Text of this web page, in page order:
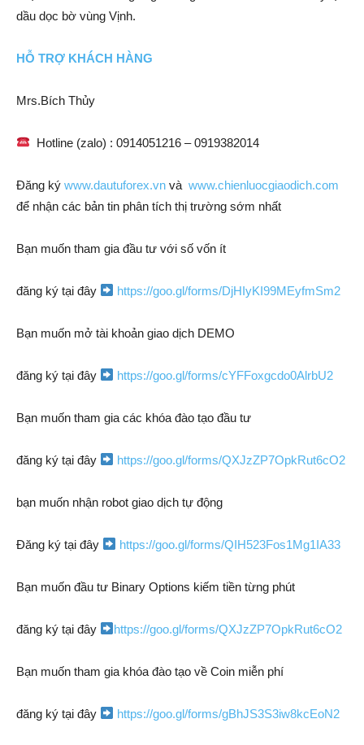
dầu dọc bờ vùng Vịnh.
HỖ TRỢ KHÁCH HÀNG
Mrs.Bích Thủy
Hotline (zalo) : 0914051216 – 0919382014
Đăng ký www.dautuforex.vn và www.chienluocgiaodich.com
để nhận các bản tin phân tích thị trường sớm nhất
Bạn muốn tham gia đầu tư với số vốn ít
đăng ký tại đây https://goo.gl/forms/DjHIyKI99MEyfmSm2
Bạn muốn mở tài khoản giao dịch DEMO
đăng ký tại đây https://goo.gl/forms/cYFFoxgcdo0AlrbU2
Bạn muốn tham gia các khóa đào tạo đầu tư
đăng ký tại đây https://goo.gl/forms/QXJzZP7OpkRut6cO2
bạn muốn nhận robot giao dịch tự động
Đăng ký tại đây https://goo.gl/forms/QIH523Fos1Mg1IA33
Bạn muốn đầu tư Binary Options kiếm tiền từng phút
đăng ký tại đây https://goo.gl/forms/QXJzZP7OpkRut6cO2
Bạn muốn tham gia khóa đào tạo về Coin miễn phí
đăng ký tại đây https://goo.gl/forms/gBhJS3S3iw8kcEoN2